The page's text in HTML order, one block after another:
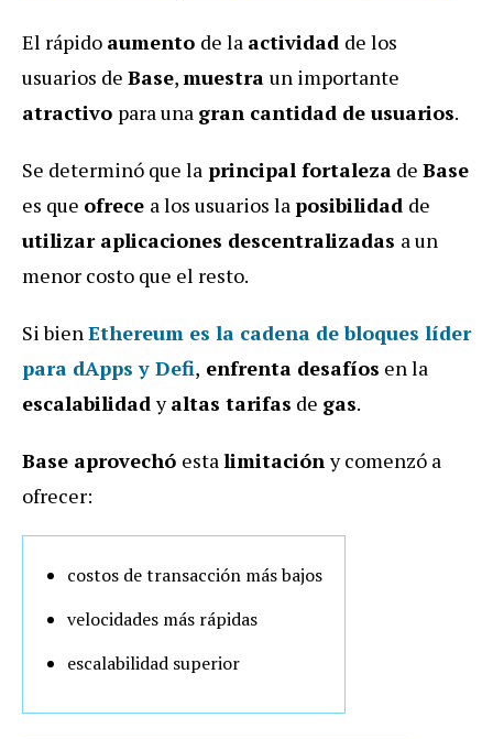
El rápido aumento de la actividad de los
usuarios de Base,muestra un importante
atractivo para una gran cantidad de usuarios.
Se determinó que la principal fortaleza de Base
es que ofrece a los usuarios laposibilidad de
utilizar aplicaciones descentralizadas a un
menor costo que el resto.
Si bienEthereum es la cadena de bloques líder
para dApps y Defi, enfrenta desafíos en la
escalabilidadyaltas tarifas de gas.
Base aprovechó estalimitacióny comenzó a
ofrecer:
costos de transacción más bajos
velocidades más rápidas
escalabilidad superior